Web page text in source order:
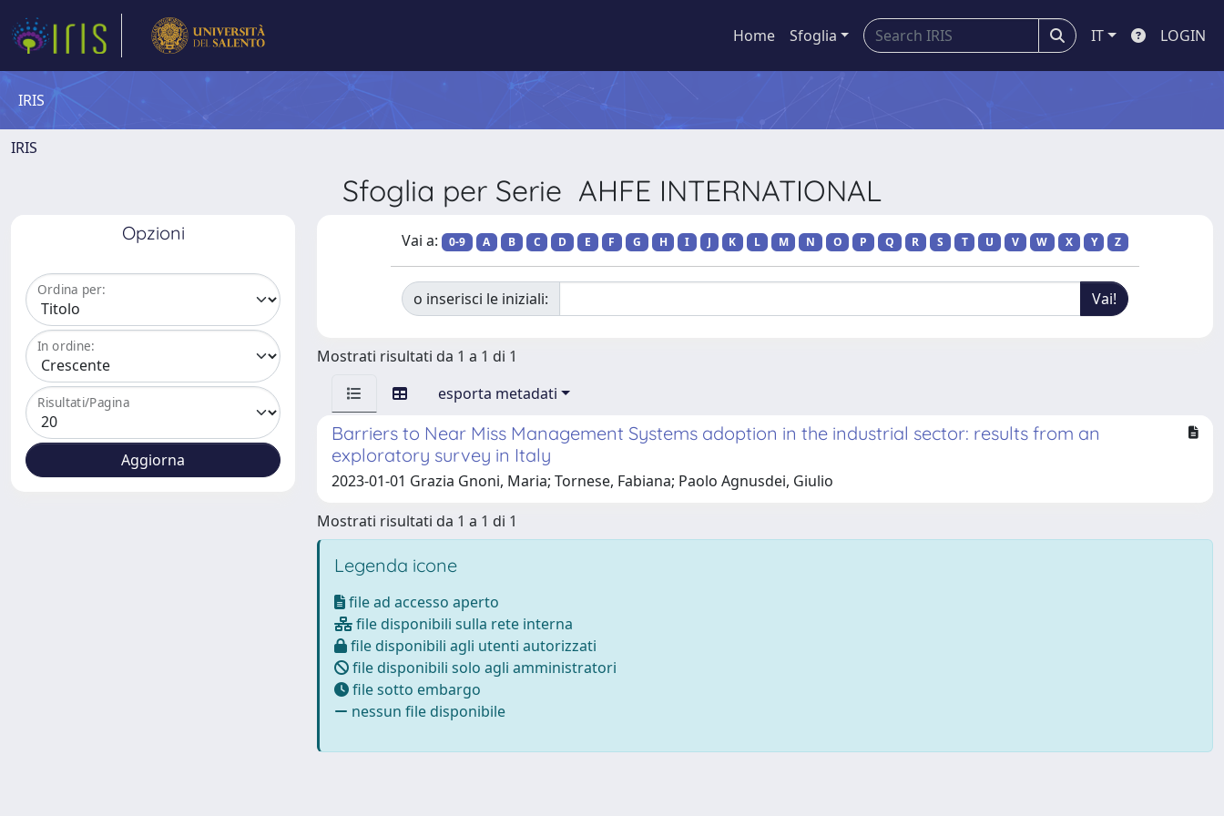
Home Sfoglia IT LOGIN
IRIS
IRIS
Sfoglia per Serie AHFE INTERNATIONAL
Opzioni
Ordina per:
In ordine:
Risultati/Pagina
Vai a: 0-9 A B C D E F G H I J K L M N O P Q R S T U V W X Y Z
o inserisci le iniziali:
Mostrati risultati da 1 a 1 di 1
esporta metadati
Barriers to Near Miss Management Systems adoption in the industrial sector: results from an
exploratory survey in Italy
2023-01-01 Grazia Gnoni, Maria; Tornese, Fabiana; Paolo Agnusdei, Giulio
Mostrati risultati da 1 a 1 di 1
Legenda icone
file ad accesso aperto
file disponibili sulla rete interna
file disponibili agli utenti autorizzati
file disponibili solo agli amministratori
file sotto embargo
nessun file disponibile